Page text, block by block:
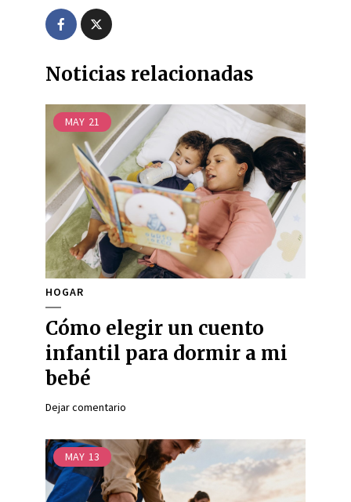
Noticias relacionadas
MAY 21
HOGAR
Cómo elegir un cuento
infantil para dormir a mi
bebé
Dejar comentario
MAY 13